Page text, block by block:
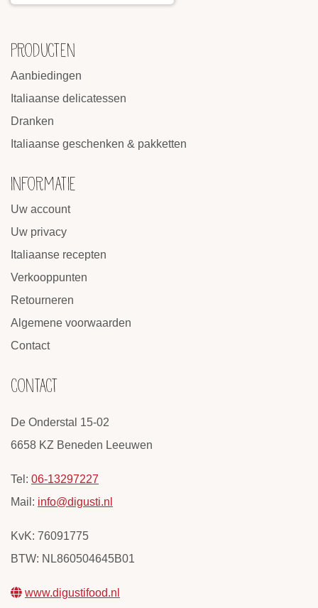
PRODUCTEN
Aanbiedingen
Italiaanse delicatessen
Dranken
Italiaanse geschenken & pakketten
INFORMATIE
Uw account
Uw privacy
Italiaanse recepten
Verkooppunten
Retourneren
Algemene voorwaarden
Contact
CONTACT
De Onderstal 15-02
6658 KZ Beneden Leeuwen
Tel: 06-13297227
Mail: info@digusti.nl
KvK: 76091775
BTW: NL860504645B01
www.digustifood.nl